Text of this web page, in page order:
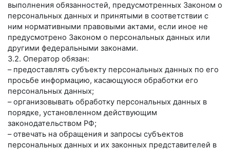
выполнения обязанностей, предусмотренных Законом о
персональных данных и принятыми в соответствии с
ним нормативными правовыми актами, если иное не
предусмотрено Законом о персональных данных или
другими федеральными законами.
3.2. Оператор обязан:
– предоставлять субъекту персональных данных по его
просьбе информацию, касающуюся обработки его
персональных данных;
– организовывать обработку персональных данных в
порядке, установленном действующим
законодательством РФ;
– отвечать на обращения и запросы субъектов
персональных данных и их законных представителей в